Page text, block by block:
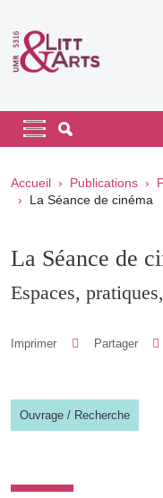
Navigation
Navigation
Fil d'Ariane
Accueil Publications
La Séance de cinéma
La Séance de
Espaces,
Imprimer Partager
Ouvrage / Recherche